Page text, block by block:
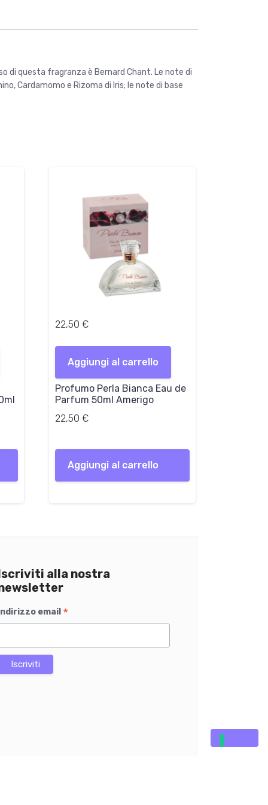
di questa fragranza è Bernard Chant. Le note di
Cardamomo e Rizoma di Iris; le note di base
22,50 €
Aggiungi al carrello
Profumo Perla Bianca Eau de
Parfum 50ml Amerigo
22,50 €
Aggiungi al carrello
alla nostra
email *